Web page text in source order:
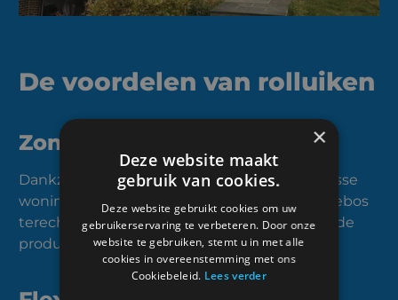
De voordelen van rolluiken
Zonwering
Dankzij rolluiken kunt u genieten van een frisse
woning op een hete zomerdag. U kunt bij Vrebos
terecht voor een heel gamma aan zonwerende
producten.
×
Deze website maakt
gebruik van cookies.
Deze website gebruikt cookies om uw
gebruikerservaring te verbeteren. Door onze
website te gebruiken, stemt u in met alle
cookies in overeenstemming met ons
Cookiebeleid. Lees verder